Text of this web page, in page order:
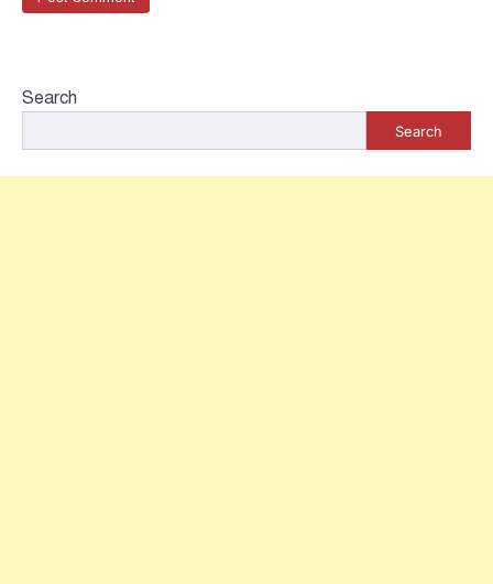
Search
Search